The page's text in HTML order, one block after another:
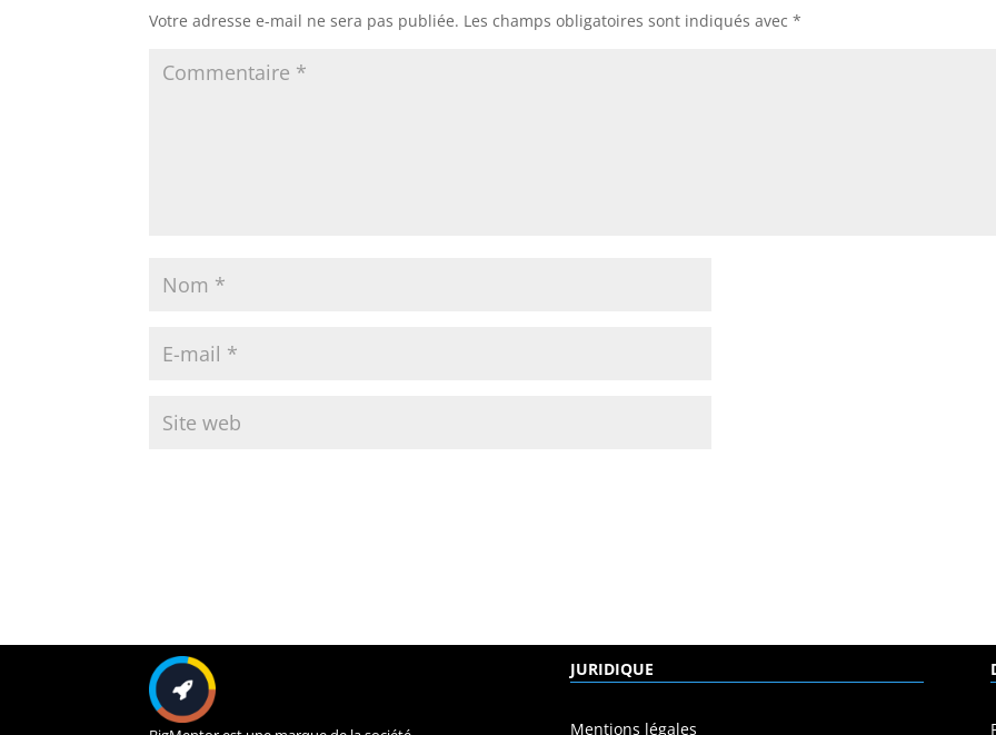
Votre adresse e-mail ne sera pas publiée. Les champs obligatoires sont indiqués avec*
JURIDIQUE
Mentions légales